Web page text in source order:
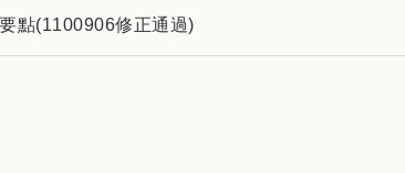
點(1100906修正通過)